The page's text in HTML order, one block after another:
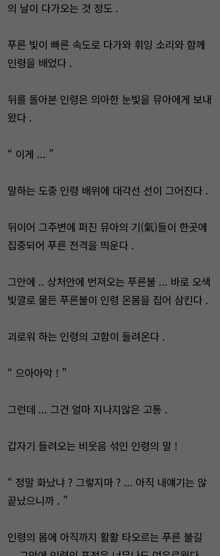
의 날이 다가오는 것 정도 .
푸른 빛이 빠른 속도로 다가와 휘잉 소리와 함께
인령을 배었다 .
뒤를 돌아본 인령은 의아한 눈빛을 뮤아에게 보내
왔다 .
“ 이게 ... ”
말하는 도중 인령 배위에 대각선 선이 그어진다 .
뒤이어 그주변에 퍼진 뮤아의 기(氣)들이 한곳에
집중되어 푸른 전격을 띄운다 .
그안에 .. 상처안에 번져오는 푸른불 ... 바로 오색
빛깔로 물든 푸른불이 인령 온몸을 집어 삼킨다 .
괴로워 하는 인령의 고함이 들려온다 .
“ 으아아악 ! ”
그런데 ... 그건 얼마 지나지않은 고통 .
갑자기 들려오는 비웃음 섞인 인령의 말 !
“ 정말 화났냐 ? 그렇지마 ? ... 아직 내얘기는 않
끝났으니까 . ”
인령의 몸에 아직까지 활활 타오르는 푸른 불길